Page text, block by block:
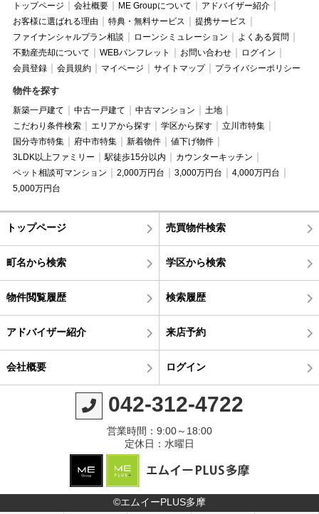
トップページ 会社概要 ME Groupについて
アドバイザー紹介
お客様に選ばれる理由
特典・無料サービス
提携サービス
ファイナンシャルプラン相談
ローンシミュレーション
よくある質問
不動産売却について
WEBパンフレット お問い合わせ
ログイン
会員登録
会員規約 マイページ サイトマップ プライバシーポリシー
物件を探す
新築一戸建て 中古一戸建て 中古マンション
土地
こだわり条件検索
エリアから探す 学区から探す
立川市特集
国分寺市特集
府中市特集 新着物件
値下げ物件
3LDK以上ファミリー
駅徒歩15分以内
カウンターキッチン
ペット相談可マンション
2,000万円台 3,000万円台
4,000万円台
5,000万円台
トップページ 売買物件検索
町名から検索 学区から検索
物件閲覧履歴 検索履歴
アドバイザー紹介 来店予約
会社概要 ログイン
042-312-4722
営業時間：9:00～18:00
定休日：水曜日
©エムイーPLUS多摩